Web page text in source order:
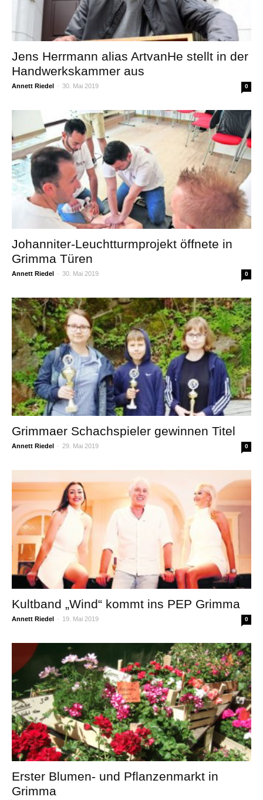
Jens Herrmann alias ArtvanHe stellt in der
Handwerkskammer aus
Annett Riedel - 30. Mai 2019 0
Johanniter-Leuchtturmprojekt öffnete in
Grimma Türen
Annett Riedel - 30. Mai 2019 0
Grimmaer Schachspieler gewinnen Titel
Annett Riedel - 29. Mai 2019 0
Kultband „Wind“ kommt ins PEP Grimma
Annett Riedel - 19. Mai 2019 0
Erster Blumen- und Pflanzenmarkt in
Grimma